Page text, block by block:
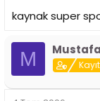
kaynak super
M